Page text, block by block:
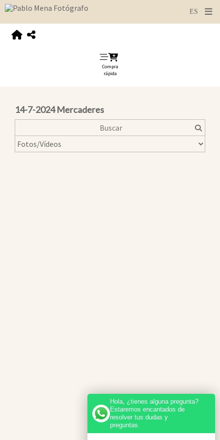
Compra
rápida
14-7-2024 Mercaderes
Hola, ¿tienes alguna pregunta?
Estaremos encantados de
resolver tus dudas y
preguntas.